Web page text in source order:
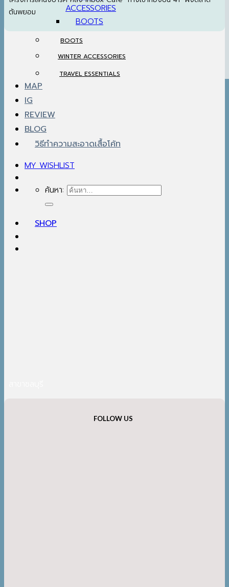
ACCESSORIES
BOOTS
BOOTS
WINTER ACCESSORIES
TRAVEL ESSENTIALS
MAP
IG
REVIEW
BLOG
วิธีทำความสะอาดเสื้อโค้ท
MY WISHLIST
ค้นหา:
SHOP
ต้นพยอม
FOLLOW US